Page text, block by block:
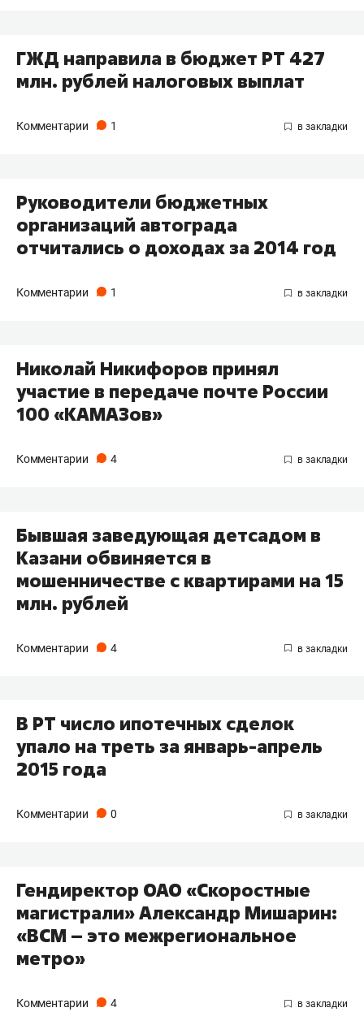
ГЖД направила в бюджет РТ 427
млн. рублей налоговых выплат
Комментарии 1
Руководители бюджетных
организаций автограда
отчитались о доходах за 2014 год
Комментарии 1
Николай Никифоров принял
участие в передаче почте России
100 «КАМАЗов»
Комментарии 4
Бывшая заведующая детсадом в
Казани обвиняется в
мошенничестве с квартирами на 15
млн. рублей
Комментарии 4
В РТ число ипотечных сделок
упало на треть за январь-апрель
2015 года
Комментарии 0
Гендиректор ОАО «Скоростные
магистрали» Александр Мишарин:
«ВСМ – это межрегиональное
метро»
Комментарии 4